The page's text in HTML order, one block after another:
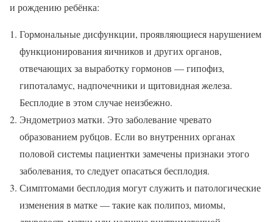
и рождению ребёнка:
Гормональные дисфункции, проявляющиеся нарушением
функционирования яичников и других органов,
отвечающих за выработку гормонов — гипофиз,
гипоталамус, надпочечники и щитовидная железа.
Бесплодие в этом случае неизбежно.
Эндометриоз матки. Это заболевание чревато
образованием рубцов. Если во внутренних органах
половой системы пациентки замечены признаки этого
заболевания, то следует опасаться бесплодия.
Симптомами бесплодия могут служить и патологические
изменения в матке — такие как полипоз, миомы,